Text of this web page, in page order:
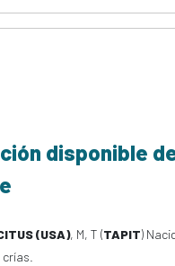
disponible
(USA), M, T (TAPIT)